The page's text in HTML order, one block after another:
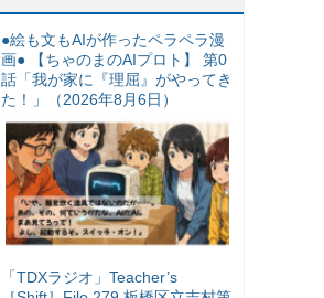
●絵も文もAIが作ったペラペラ漫
画● 【ちゃのまのAIプロト】 第0
話「我が家に『理屈』がやってき
た！」（2026年8月6日）
「TDXラジオ」Teacher’s